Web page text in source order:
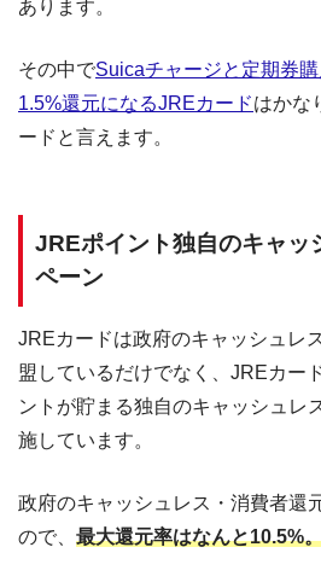
あります。
その中でSuicaチャージと定期券
1.5%還元になるJREカードはかな
ードと言えます。
JREポイント独自のキャッ
ペーン
JREカードは政府のキャッシュレ
盟しているだけでなく、JREカー
ントが貯まる独自のキャッシュレ
施しています。
政府のキャッシュレス・消費者還
ので、 最大還元率はなんと10.5%